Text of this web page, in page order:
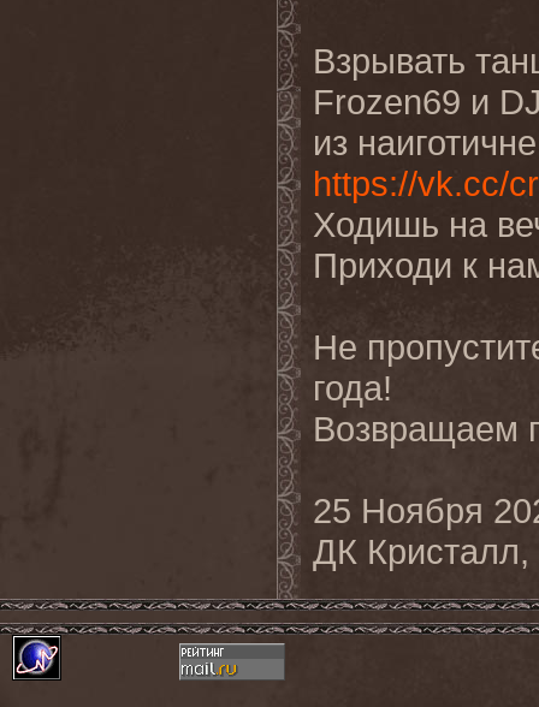
Взрывать
Frozen69 и
из
https://vk.cc/
Ходишь на
Приходи к
Не
года!
Возвращаем
25 Ноября
ДК